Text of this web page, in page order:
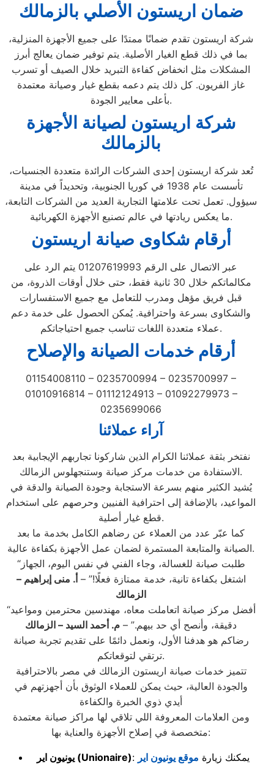
ضمان اريستون الأصلي بالزمالك
شركة اريستون تقدم ضمانًا ممتدًا على جميع الأجهزة المنزلية،
بما في ذلك قطع الغيار الأصلية. يتم توفير ضمان يعالج أبرز
المشكلات مثل انخفاض كفاءة التبريد خلال الصيف أو تسرب
غاز الفريون. كل ذلك يتم دعمه بقطع غيار وصيانة معتمدة
بأعلى معايير الجودة.
شركة اريستون لصيانة الأجهزة
بالزمالك
تُعد شركة اريستون إحدى الشركات الرائدة متعددة الجنسيات،
تأسست عام 1938 في كوريا الجنوبية، وتحديداً في مدينة
سيؤول. تعمل تحت علامتها التجارية العديد من الشركات التابعة،
ما يعكس ريادتها في عالم تصنيع الأجهزة الكهربائية.
أرقام شكاوى صيانة اريستون
عبر الاتصال على الرقم 01207619993 يتم الرد على
مكالماتكم خلال 30 ثانية فقط، حتى خلال أوقات الذروة، من
قبل فريق مؤهل ومدرب للتعامل مع جميع الاستفسارات
والشكاوى بسرعة واحترافية. يُمكن الحصول على خدمة دعم
عملاء متعددة اللغات تناسب جميع احتياجاتكم.
أرقام خدمات الصيانة والإصلاح
01154008110 – 0235700994 – 0235700997 –
01010916814 – 01112124913 – 01092279973 –
0235699066
آراء عملائنا
نفتخر بثقة عملائنا الكرام الذين شاركونا تجاربهم الإيجابية بعد
الاستفادة من خدمات مركز صيانة وستنجهلوس الزمالك.
يُشيد الكثير منهم بسرعة الاستجابة وجودة الصيانة والدقة في
المواعيد، بالإضافة إلى احترافية الفنيين وحرصهم على استخدام
قطع غيار أصلية.
كما عبّر عدد من العملاء عن رضاهم الكامل بخدمة ما بعد
الصيانة والمتابعة المستمرة لضمان عمل الأجهزة بكفاءة عالية.
“طلبت صيانة للغسالة، وجاء الفني في نفس اليوم، الجهاز
اشتغل بكفاءة تانية، خدمة ممتازة فعلًا!” – أ. منى إبراهيم –
الزمالك
“أفضل مركز صيانة اتعاملت معاه، مهندسين محترمين ومواعيد
دقيقة، وأنصح أي حد بيهم.” – م. أحمد السيد – الزمالك
رضاكم هو هدفنا الأول، ونعمل دائمًا على تقديم تجربة صيانة
ترتقي لتوقعاتكم.
تتميز خدمات صيانة اريستون الزمالك في مصر بالاحترافية
والجودة العالية، حيث يمكن للعملاء الوثوق بأن أجهزتهم في
أيدي ذوي الخبرة والكفاءة
ومن العلامات المعروفة اللي تلاقي لها مراكز صيانة معتمدة
متخصصة في إصلاح الأجهزة والعناية بها:
يونيون اير (Unionaire) : يمكنك زيارة موقع يونيون اير